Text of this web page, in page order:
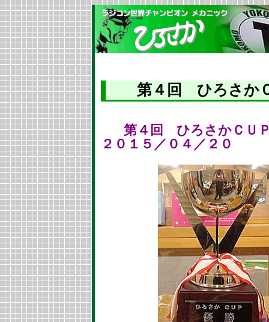
第４回 ひろさ
第４回 ひろさ
２０１５／０４／２０